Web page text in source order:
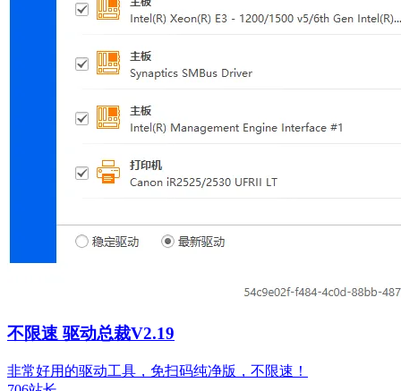
不限速 驱动总裁V2.19
非常好用的驱动工具，免扫码纯净版，不限速！